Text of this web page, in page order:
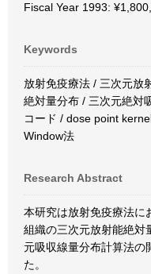
Fiscal Year 1993:
Keywords
放射免疫療法 / 三次元放
絶対量分布 / 三次元絶対
コード / dose point
Window法
Research Abstract
本研究は放射免疫療法に
組織の三次元放射能絶対
元吸収線量分布計算法の
た。